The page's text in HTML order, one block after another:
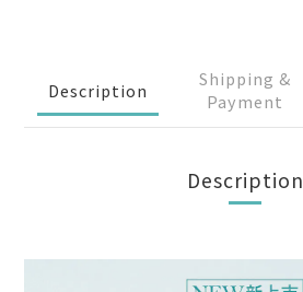
Description
Shipping &
Payment
Description